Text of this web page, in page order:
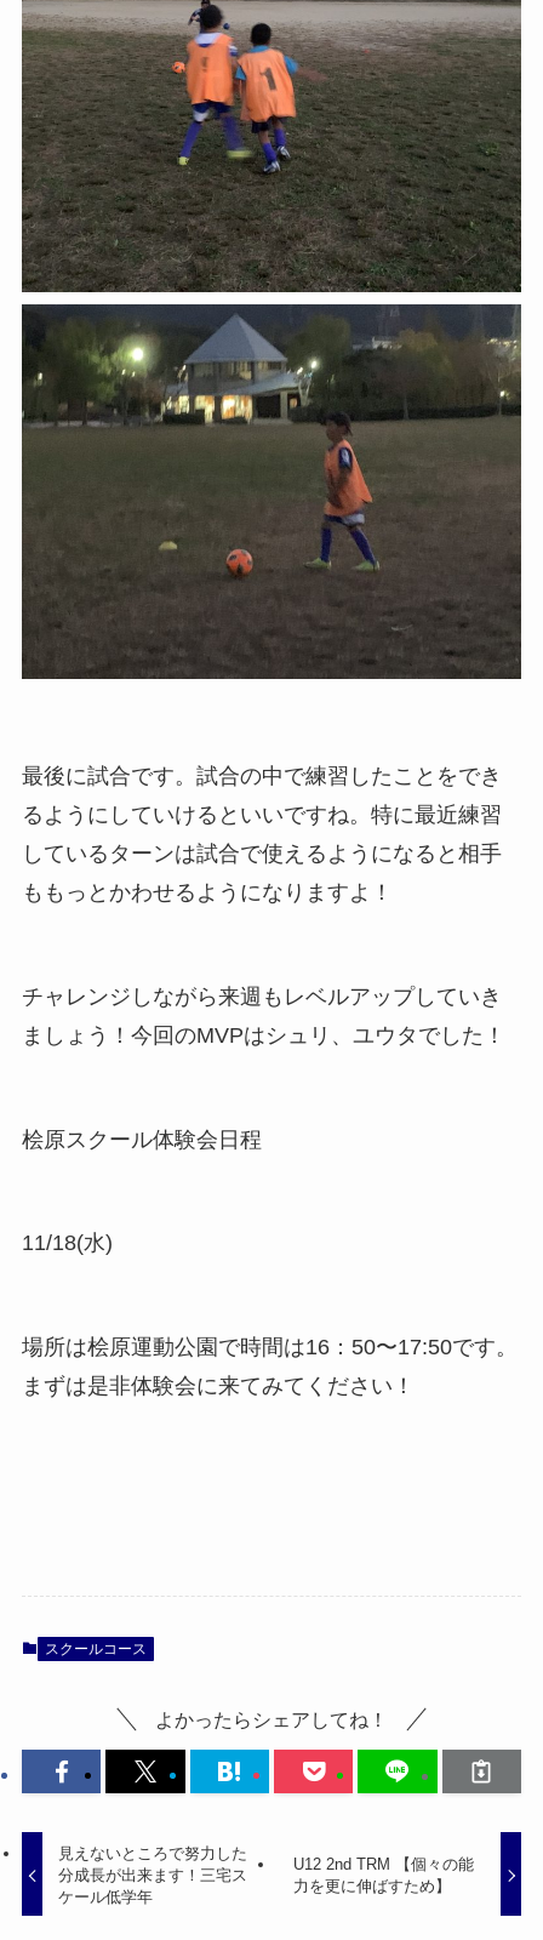
最後に試合です。試合の中で練習したことをでき
るようにしていけるといいですね。特に最近練習
しているターンは試合で使えるようになると相手
ももっとかわせるようになりますよ！
チャレンジしながら来週もレベルアップしていき
ましょう！今回のMVPはシュリ、ユウタでした！
桧原スクール体験会日程
11/18(水)
場所は桧原運動公園で時間は16：50〜17:50です。
まずは是非体験会に来てみてください！
スクールコース
よかったらシェアしてね！
見えないところで努力した
分成長が出来ます！三宅ス
ケール低学年
U12 2nd TRM 【個々の能
力を更に伸ばすため】